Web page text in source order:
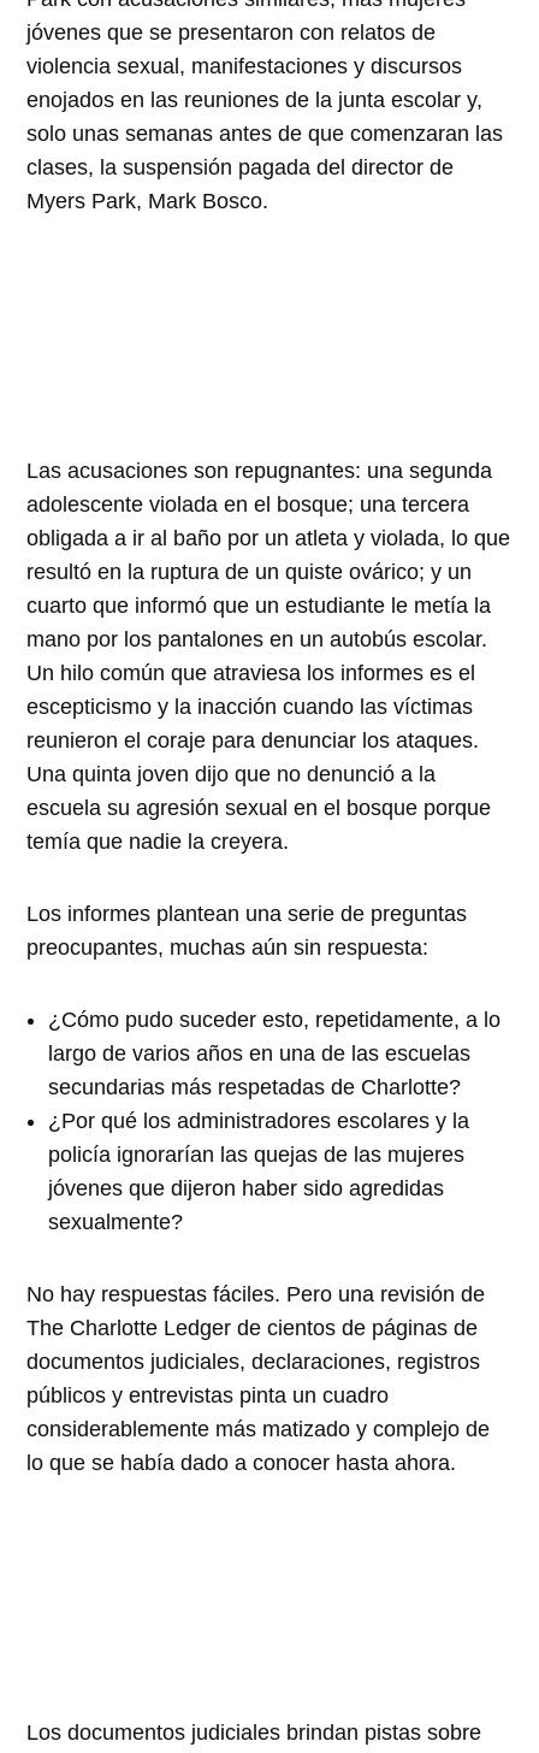
jóvenes que se presentaron con relatos de
violencia sexual, manifestaciones y discursos
enojados en las reuniones de la junta escolar y,
solo unas semanas antes de que comenzaran las
clases, la suspensión pagada del director de
Myers Park, Mark Bosco.
Las acusaciones son repugnantes: una segunda
adolescente violada en el bosque; una tercera
obligada a ir al baño por un atleta y violada, lo que
resultó en la ruptura de un quiste ovárico; y un
cuarto que informó que un estudiante le metía la
mano por los pantalones en un autobús escolar.
Un hilo común que atraviesa los informes es el
escepticismo y la inacción cuando las víctimas
reunieron el coraje para denunciar los ataques.
Una quinta joven dijo que no denunció a la
escuela su agresión sexual en el bosque porque
temía que nadie la creyera.
Los informes plantean una serie de preguntas
preocupantes, muchas aún sin respuesta:
¿Cómo pudo suceder esto, repetidamente, a lo
largo de varios años en una de las escuelas
secundarias más respetadas de Charlotte?
¿Por qué los administradores escolares y la
policía ignorarían las quejas de las mujeres
jóvenes que dijeron haber sido agredidas
sexualmente?
No hay respuestas fáciles. Pero una revisión de
The Charlotte Ledger de cientos de páginas de
documentos judiciales, declaraciones, registros
públicos y entrevistas pinta un cuadro
considerablemente más matizado y complejo de
lo que se había dado a conocer hasta ahora.
Los documentos judiciales brindan pistas sobre